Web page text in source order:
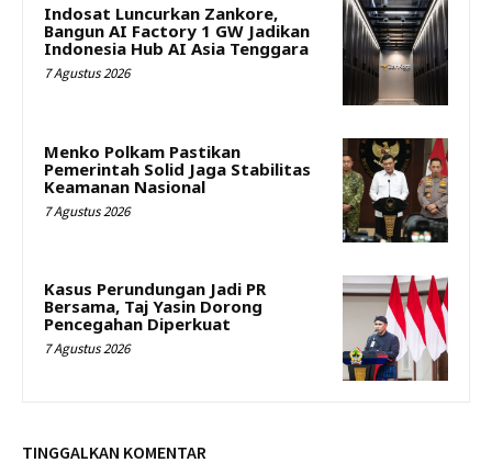
Indosat Luncurkan Zankore,
Bangun AI Factory 1 GW Jadikan
Indonesia Hub AI Asia Tenggara
7 Agustus 2026
Menko Polkam Pastikan
Pemerintah Solid Jaga Stabilitas
Keamanan Nasional
7 Agustus 2026
Kasus Perundungan Jadi PR
Bersama, Taj Yasin Dorong
Pencegahan Diperkuat
7 Agustus 2026
TINGGALKAN KOMENTAR